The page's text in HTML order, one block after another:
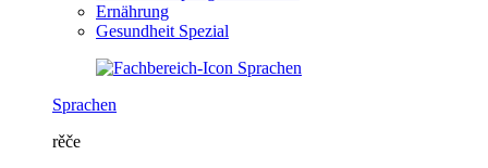
Ernährung
Gesundheit Spezial
Sprachen
rěče